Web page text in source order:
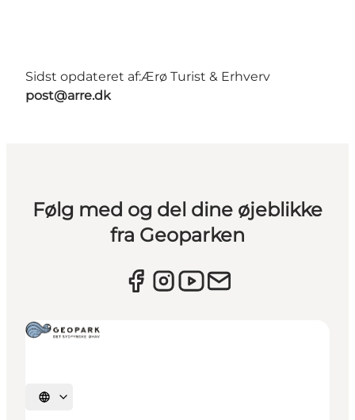
Sidst opdateret af:Ærø Turist & Erhverv
post@arre.dk
Følg med og del dine øjeblikke
fra Geoparken
Vælg sprog